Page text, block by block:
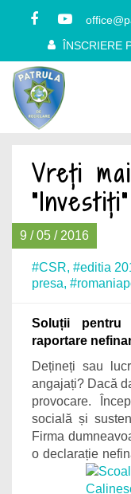
ÎNSCRIERE
Vreți
9 / 05 / 2016
#CSR, #editia
presa,
Soluții pentru
raportare
Dețineți sau
angajați? Dacă
provocare.
socială și
Firma
o declarație